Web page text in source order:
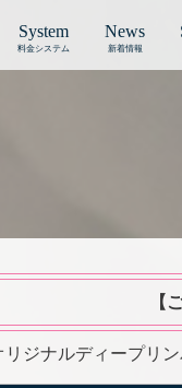
System
料金システム
News
新着情報
【
ジナルディープリ